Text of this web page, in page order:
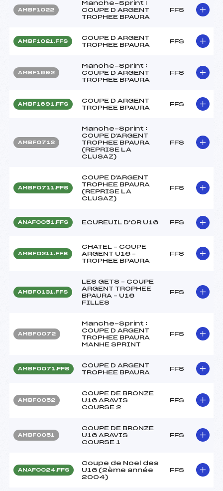
AMBF1022
Manche-Sprint :
COUPE D ARGENT
TROPHEE BPAURA
FFS
AMBF1021.FFS
COUPE D ARGENT
TROPHEE BPAURA
FFS
AMBF1692
Manche-Sprint :
COUPE D ARGENT
TROPHEE BPAURA
FFS
AMBF1691.FFS
COUPE D ARGENT
TROPHEE BPAURA
FFS
AMBF0712
Manche-Sprint :
COUPE D'ARGENT
TROPHEE BPAURA
(REPRISE LA
CLUSAZ)
FFS
AMBF0711.FFS
COUPE D'ARGENT
TROPHEE BPAURA
(REPRISE LA
CLUSAZ)
FFS
ANAF0051.FFS ECUREUIL D'OR U16 FFS
AMBF0211.FFS
CHATEL – COUPE
ARGENT U16 –
TROPHEE BPAURA
FFS
AMBF0131.FFS
LES GETS – COUPE
ARGENT TROPHEE
BPAURA – U16
FILLES
FFS
AMBF0072
Manche-Sprint :
COUPE D ARGENT
TROPHEE BPAURA
MANHE SPRINT
FFS
AMBF0071.FFS
COUPE D ARGENT
TROPHEE BPAURA
FFS
AMBF0052
COUPE DE BRONZE
U16 ARAVIS
COURSE 2
FFS
AMBF0051
COUPE DE BRONZE
U16 ARAVIS
COURSE 1
FFS
ANAF0024.FFS
Coupe de Noel des
U16 (2ème année
2004)
FFS